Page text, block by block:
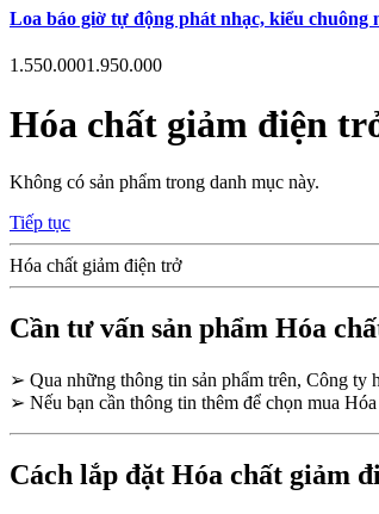
Loa báo giờ tự động phát nhạc, kiểu
1.550.0001.950.000
Hóa chất giảm điện
Không có sản phẩm trong danh mục này.
Tiếp tục
Hóa chất giảm điện trở
Cần tư vấn sản phẩm Hóa
➢ Qua những thông tin sản phẩm trên, Công ty
➢ Nếu bạn cần thông tin thêm để chọn mua
Cách lắp đặt Hóa chất giảm